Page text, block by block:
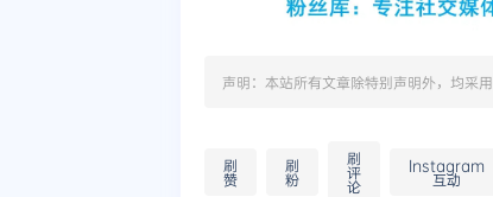
声明：本站所有文章除特别声明外，均采用
刷
赞
刷
粉
刷
评
论
Instagram
互动